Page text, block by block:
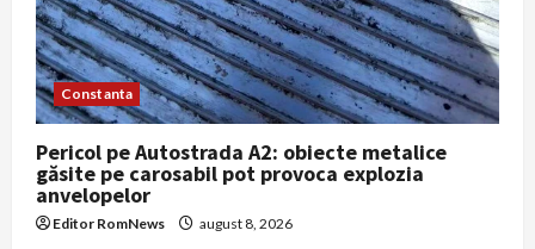
Constanta
Pericol pe Autostrada A2: obiecte metalice
găsite pe carosabil pot provoca explozia
anvelopelor
Editor RomNews august 8, 2026